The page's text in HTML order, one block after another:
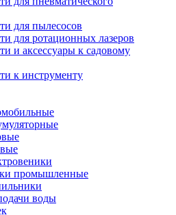
для пылесосов
для ротационных лазеров
и аксессуары к садовому
к инструменту
промышленные
воды